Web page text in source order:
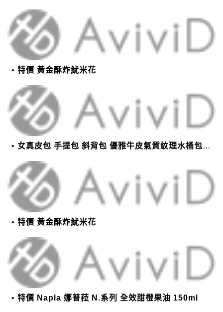
特價 黃金酥炸魷米花
女真皮包 手提包 斜背包 優雅牛皮氣質紋理水桶包(2色)【XBO7950112】＊艾美時尚(現+預)
特價 黃金酥炸魷米花
特價 Napla 娜普菈 N.系列 全效甜橙果油 150ml